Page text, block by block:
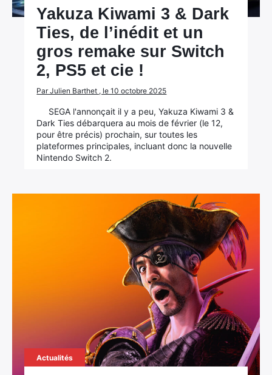
Yakuza Kiwami 3 & Dark
Ties, de l’inédit et un
gros remake sur Switch
2, PS5 et cie !
Par Julien Barthet , le 10 octobre 2025
SEGA l'annonçait il y a peu, Yakuza Kiwami 3 &
Dark Ties débarquera au mois de février (le 12,
pour être précis) prochain, sur toutes les
plateformes principales, incluant donc la nouvelle
Nintendo Switch 2.
Actualités